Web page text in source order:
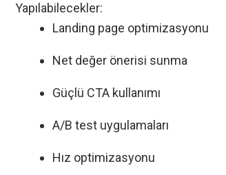
Yapılabilecekler:
Landing page optimizasyonu
Net değer önerisi sunma
Güçlü CTA kullanımı
A/B test uygulamaları
Hız optimizasyonu